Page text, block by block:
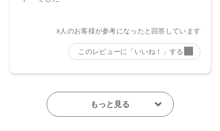
※通常はご注文より１～３営業日での発送となります。
ますので予めご了承ください。
●パッケージはリニューアル等の理由により、写真と異なる場
●パッケージのリニューアル等の理由により、成分・処方が記
●予告なくパッケージ仕様が変更になる場合がございます。